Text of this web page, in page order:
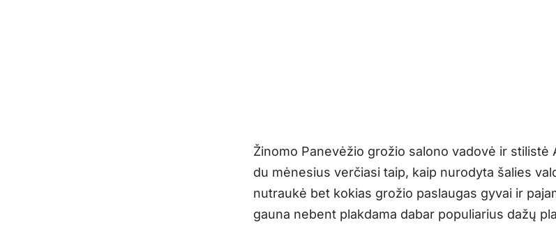
Žinomo Panevėžio grožio salono vadovė ir stilistė
du mėnesius verčiasi taip, kaip nurodyta šalies
nutraukė bet kokias grožio paslaugas gyvai ir
gauna nebent plakdama dabar populiarius dažų